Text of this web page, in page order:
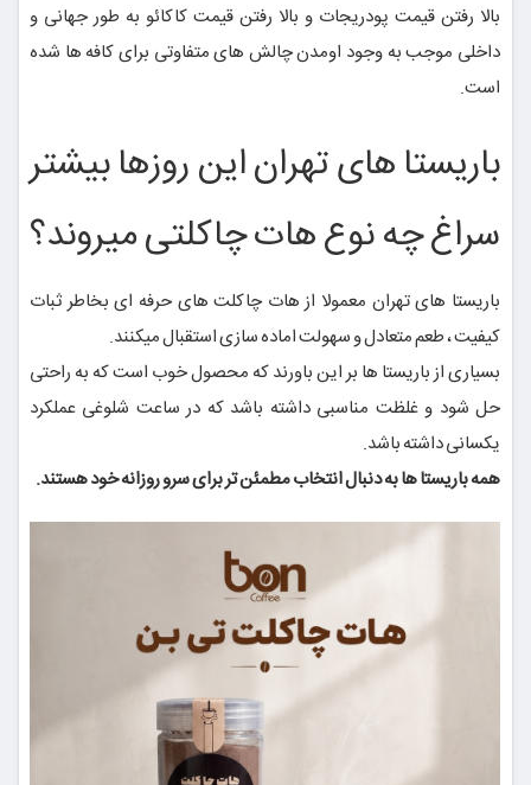
بالا رفتن قیمت پودریجات و بالا رفتن قیمت کاکائو به طور جهانی و
داخلی موجب به وجود اومدن چالش های متفاوتی برای کافه ها شده
است.
باریستا های تهران این روزها بیشتر
سراغ چه نوع هات چاکلتی میروند؟
باریستا های تهران معمولا از هات چاکلت های حرفه ای بخاطر ثبات
کیفیت ، طعم متعادل و سهولت اماده سازی استقبال میکنند.
بسیاری از باریستا ها بر این باورند که محصول خوب است که به راحتی
حل شود و غلظت مناسبی داشته باشد که در ساعت شلوغی عملکرد
یکسانی داشته باشد.
همه باریستا ها به دنبال انتخاب مطمئن تر برای سرو روزانه خود هستند.